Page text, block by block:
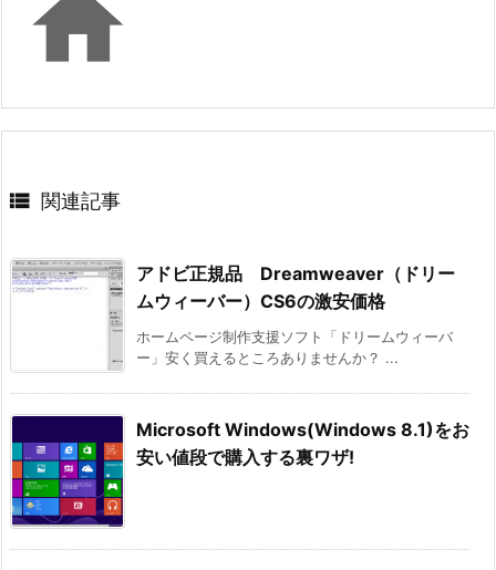

 関連記事
アドビ正規品 Dreamweaver（ドリー
ムウィーバー）CS6の激安価格
ホームページ制作支援ソフト「ドリームウィーバ
ー」安く買えるところありませんか？ ...
Microsoft Windows(Windows 8.1)をお
安い値段で購入する裏ワザ!